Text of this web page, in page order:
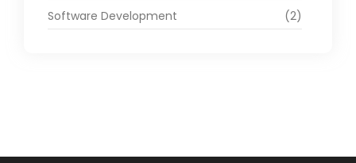
Software Development
(2)